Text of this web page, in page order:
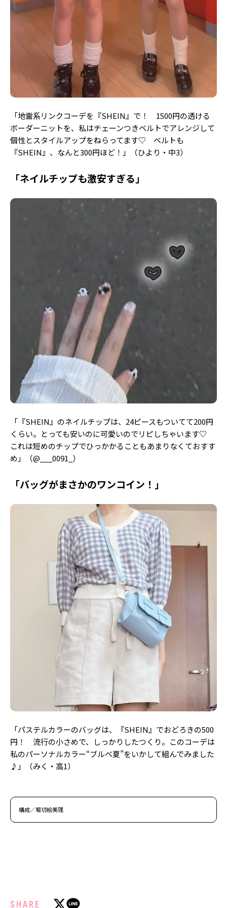
「地雷系リンクコーデを『SHEIN』で！ 1500円の透ける
ボーダーニットを、私はチェーンつきベルトでアレンジして
個性とスタイルアップをねらってます♡ ベルトも
『SHEIN』、なんと300円ほど！」（ひより・中3）
「ネイルチップも激安すぎる」
「『SHEIN』のネイルチップは、24ピースもついてて200円
くらい。とっても安いのに可愛いのでリピしちゃいます♡
これは短めのチップでひっかかることもあまりなくておすす
め」（@___0091_）
「バッグがまさかのワンコイン！」
「パステルカラーのバッグは、『SHEIN』でおどろきの500
円！ 流行の小さめで、しっかりしたつくり。このコーデは
私のパーソナルカラー“ブルベ夏”をいかして組んでみました
♪」（みく・高1）
構成／堀切絵美理
SHARE